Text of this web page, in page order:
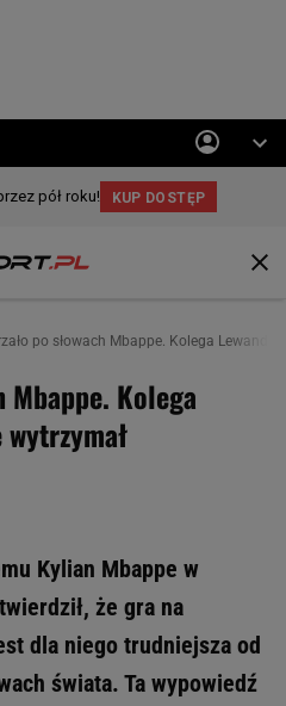
po słowach Mbappe. Kolega
Mbappe. Kolega
Kylian Mbappe w
że gra na
dla niego trudniejsza od
świata. Ta wypowiedź